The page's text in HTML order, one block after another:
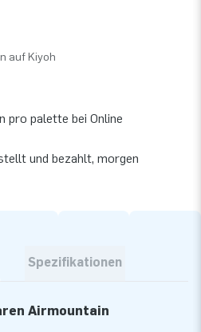
auf Kiyoh
pro palette bei Online
und bezahlt, morgen
Spezifikationen
Airmountain